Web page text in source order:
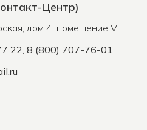
Центр)
дом 4, помещение VII
22, 8 (800) 707-76-01